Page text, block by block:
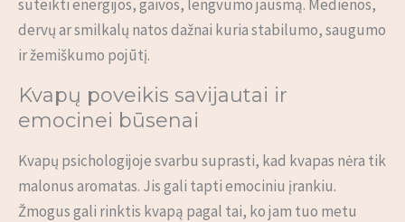
suteikti energijos, gaivos, lengvumo jausmą. Medienos,
dervų ar smilkalų natos dažnai kuria stabilumo, saugumo
ir žemiškumo pojūtį.
Kvapų poveikis savijautai ir
emocinei būsenai
Kvapų psichologijoje svarbu suprasti, kad kvapas nėra tik
malonus aromatas. Jis gali tapti emociniu įrankiu.
Žmogus gali rinktis kvapą pagal tai, ko jam tuo metu